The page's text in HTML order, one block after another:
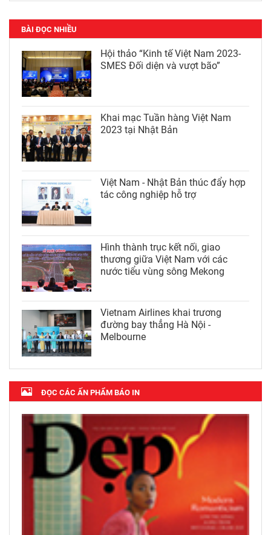
BÀI ĐỌC NHIỀU
Hội thảo “Kinh tế Việt Nam 2023-
SMES Đối diện và vượt bão”
Khai mạc Tuần hàng Việt Nam
2023 tại Nhật Bản
Việt Nam - Nhật Bản thúc đẩy hợp
tác công nghiệp hỗ trợ
Hình thành trục kết nối, giao
thương giữa Việt Nam với các
nước tiểu vùng sông Mekong
Vietnam Airlines khai trương
đường bay thẳng Hà Nội -
Melbourne
ĐỌC CÁC ẤN PHẨM BÁO IN